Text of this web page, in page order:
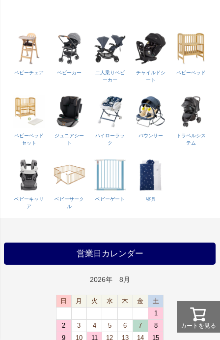
ベビーチェア ベビーカー
二人乗りベビ
ーカー
チャイルドシ
ート
ベビーベッド
ベビーベッド
セット
ジュニアシー
ト
ハイローラッ
ク
バウンサー
トラベルシス
テム
ベビーキャリ
ア
ベビーサーク
ル
ベビーゲート 寝具
カートを見る
営業日カレンダー
2026年 8月
日 月 火 水 木 金
土
1
2
3 4 5 6 7
8
9
10 11 12 13 14 15